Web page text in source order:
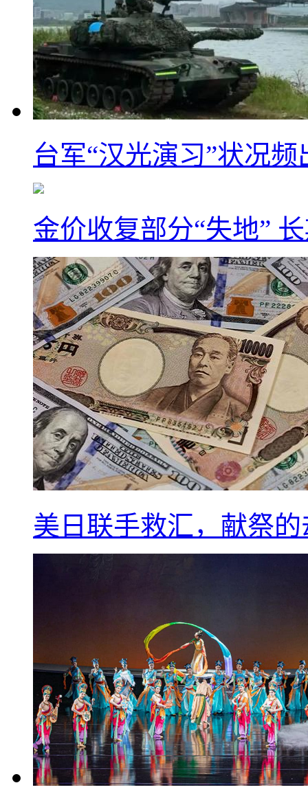
台军“汉光演习”状况
金价收复部分“失地”
美日联手救汇，献祭